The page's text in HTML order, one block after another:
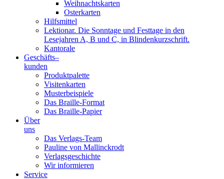
Weihnachtskarten
Osterkarten
Hilfsmittel
Lektionar. Die Sonntage und Festtage in den
Lesejahren A, B und C, in Blindenkurzschrift.
Kantorale
Geschäfts­–
kunden
Produktpalette
Visitenkarten
Musterbeispiele
Das Braille-Format
Das Braille-Papier
Über
uns
Das Verlags-Team
Pauline von Mallinckrodt
Verlagsgeschichte
Wir informieren
Service